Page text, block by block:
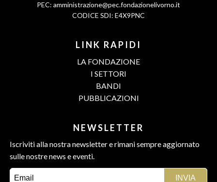
PEC: amministrazione@pec.fondazionelivorno.it
CODICE SDI: E4X9PNC
LINK RAPIDI
LA FONDAZIONE
I SETTORI
BANDI
PUBBLICAZIONI
NEWSLETTER
Iscriviti alla nostra newsletter e rimani sempre aggiornato
sulle nostre news e eventi.